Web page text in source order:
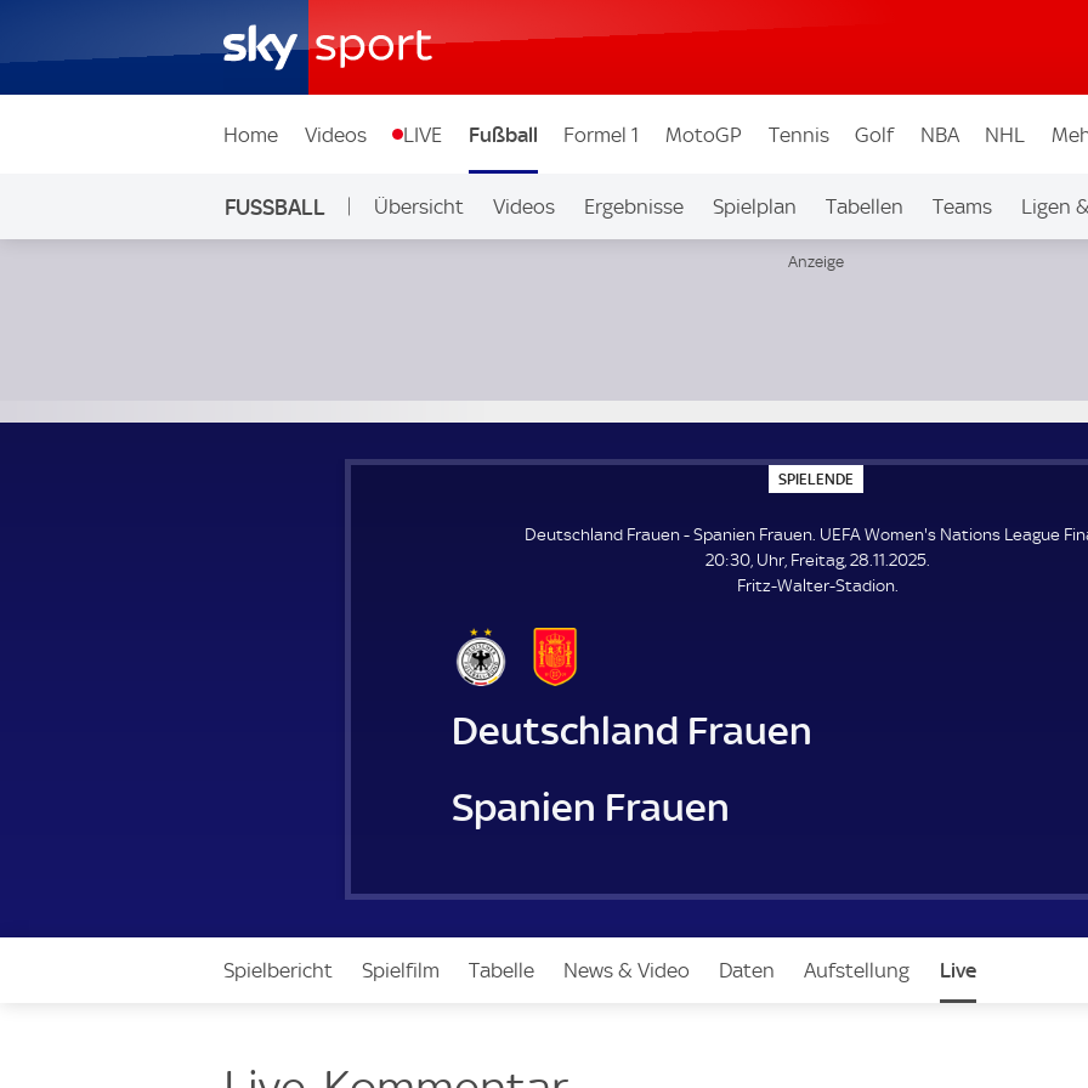
Home Videos LIVE Fußball Formel 1 MotoGP Tennis Golf NBA NHL
FUSSBALL Übersicht Videos Ergebnisse Spielplan Tabellen Teams Ligen
SPIELENDE
P
E
L
E
N
Deutschland Frauen - Spanien Frauen. UEFA Women's Nations League
20:30, Uhr, Freitag, 28.11.2025.
Fritz-Walter-Stadion.
Deutschland Frauen
Spanien Frauen
Spielbericht Spielfilm Tabelle News & Video Daten Aufstellung Live